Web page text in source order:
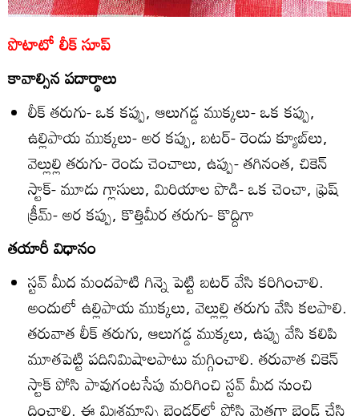
పొటాటో లీక్‌ సూప్‌
కావాల్సిన పదార్థాలు
లీక్‌ తరుగు- ఒక కప్పు, ఆలుగడ్డ ముక్కలు- ఒక కప్పు,
ఉల్లిపాయ ముక్కలు- అర కప్పు, బటర్‌- రెండు క్యూబ్‌లు,
వెల్లుల్లి తరుగు- రెండు చెంచాలు, ఉప్పు- తగినంత, చికెన్‌
స్టాక్‌- మూడు గ్లాసులు, మిరియాల పొడి- ఒక చెంచా, ఫ్రెష్‌
క్రీమ్‌- అర కప్పు, కొత్తిమీర తరుగు- కొద్దిగా
తయారీ విధానం
స్టవ్‌ మీద మందపాటి గిన్నె పెట్టి బటర్‌ వేసి కరిగించాలి.
అందులో ఉల్లిపాయ ముక్కలు, వెల్లుల్లి తరుగు వేసి కలపాలి.
తరువాత లీక్‌ తరుగు, ఆలుగడ్డ ముక్కలు, ఉప్పు వేసి కలిపి
మూతపెట్టి పదినిమిషాలపాటు మగ్గించాలి. తరువాత చికెన్‌
స్టాక్‌ పోసి పావుగంటసేపు మరిగించి స్టవ్‌ మీద నుంచి
దించాలి. ఈ మిశ్రమాన్ని బ్లెండర్‌లో పోసి మెత్తగా బ్లెండ్‌ చేసి